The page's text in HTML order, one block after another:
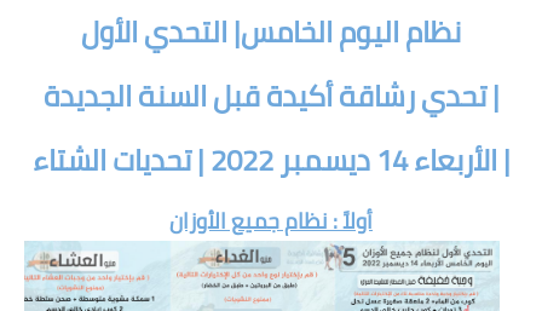
نظام اليوم الخامس| التحدي الأول
| تحدي رشاقة أكيدة قبل السنة الجديدة
| الأربعاء 14 ديسمبر 2022 | تحديات الشتاء
أولاً : نظام جميع الأوزان